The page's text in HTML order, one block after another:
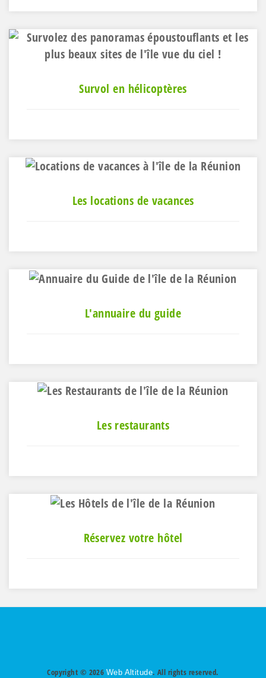
Survol en hélicoptères
Les locations de vacances
L'annuaire du guide
Les restaurants
Réservez votre hôtel
Copyright © 2026 Web Altitude. All rights reserved.